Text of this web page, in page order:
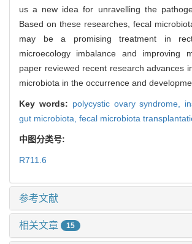
us a new idea for unravelling the
Based on these researches, fecal
may be a promising treatment in
microecology imbalance and improving
paper reviewed recent research advances
microbiota in the occurrence and
Key words: polycystic ovary syndrome,
gut microbiota, fecal microbiota
中图分类号:
R711.6
参考文献
相关文章 15